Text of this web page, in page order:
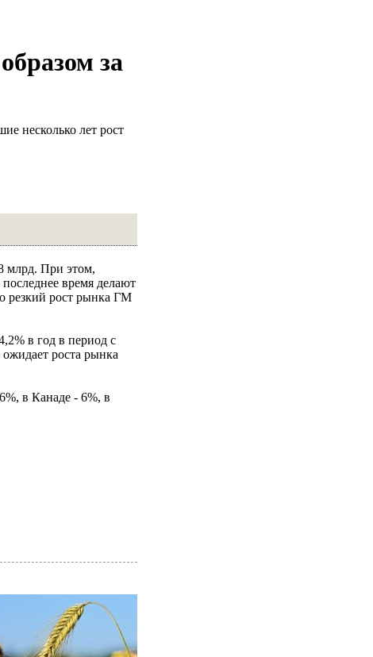
за
несколько лет рост
млрд. При этом,
время делают
резкий рост рынка ГМ
в год в период с
ожидает роста рынка
в Канаде - 6%, в